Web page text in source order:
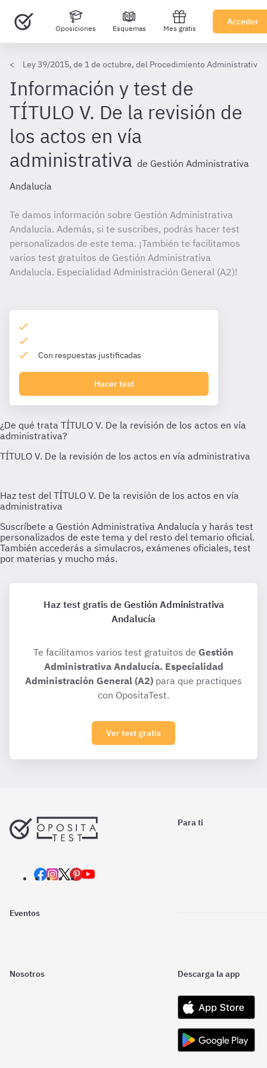
Oposiciones Esquemas Mes gratis
Acceder
Ley 39/2015, de 1 de octubre, del Procedimiento Administrativo
Información y test de
TÍTULO V. De la revisión de
los actos en vía
administrativa de Gestión Administrativa
Andalucía
Te damos información sobre Gestión Administrativa
Andalucía. Además, si te suscribes, podrás hacer test
personalizados de este tema. ¡También te facilitamos
varios test gratuitos de Gestión Administrativa
Andalucía. Especialidad Administración General (A2)!
Con respuestas justificadas
Hacer test
Haz test gratis de Gestión Administrativa
Andalucía
Te facilitamos varios test gratuitos de Gestión
Administrativa Andalucía. Especialidad
Administración General (A2) para que practiques
con OpositaTest.
Ver test gratis
Para ti
Eventos
Nosotros Descarga la app